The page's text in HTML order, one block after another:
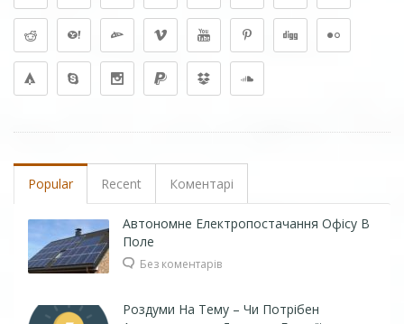
Popular Recent Коментарі
Автономне Електропостачання Офісу В
Поле
Без коментарів
Роздуми На Тему – Чи Потрібен